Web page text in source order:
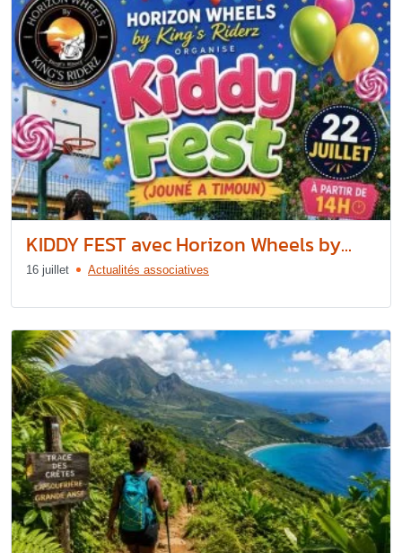
KIDDY FEST avec Horizon Wheels by...
16 juillet Actualités associatives